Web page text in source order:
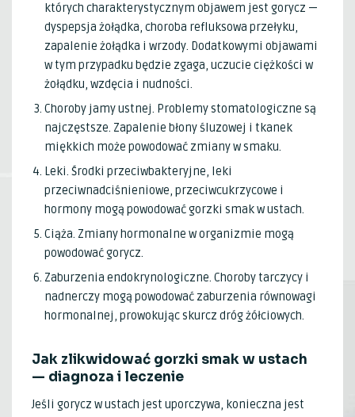
których charakterystycznym objawem jest gorycz —
dyspepsja żołądka, choroba refluksowa przełyku,
zapalenie żołądka i wrzody. Dodatkowymi objawami
w tym przypadku będzie zgaga, uczucie ciężkości w
żołądku, wzdęcia i nudności.
Choroby jamy ustnej. Problemy stomatologiczne są
najczęstsze. Zapalenie błony śluzowej i tkanek
miękkich może powodować zmiany w smaku.
Leki. Środki przeciwbakteryjne, leki
przeciwnadciśnieniowe, przeciwcukrzycowe i
hormony mogą powodować gorzki smak w ustach.
Ciąża. Zmiany hormonalne w organizmie mogą
powodować gorycz.
Zaburzenia endokrynologiczne. Choroby tarczycy i
nadnerczy mogą powodować zaburzenia równowagi
hormonalnej, prowokując skurcz dróg żółciowych.
Jak zlikwidować gorzki smak w ustach
— diagnoza i leczenie
Jeśli gorycz w ustach jest uporczywa, konieczna jest